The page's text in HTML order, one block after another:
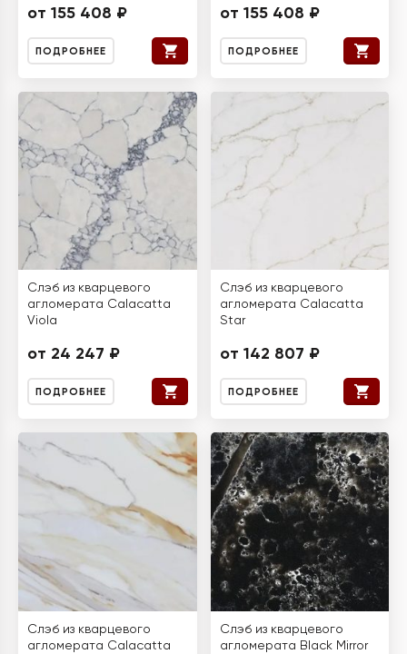
от 155 408 ₽
ПОДРОБНЕЕ
от 155 408 ₽
ПОДРОБНЕЕ
Слэб из кварцевого
агломерата Calacatta
Viola
от 24 247 ₽
ПОДРОБНЕЕ
Слэб из кварцевого
агломерата Calacatta
Star
от 142 807 ₽
ПОДРОБНЕЕ
Слэб из кварцевого
агломерата Calacatta
Слэб из кварцевого
агломерата Black Mirror